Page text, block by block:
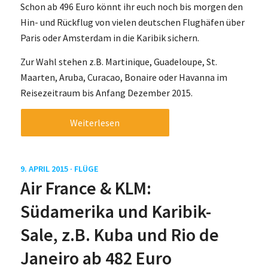
Schon ab 496 Euro könnt ihr euch noch bis morgen den
Hin- und Rückflug von vielen deutschen Flughäfen über
Paris oder Amsterdam in die Karibik sichern.
Zur Wahl stehen z.B. Martinique, Guadeloupe, St.
Maarten, Aruba, Curacao, Bonaire oder Havanna im
Reisezeitraum bis Anfang Dezember 2015.
Weiterlesen
9. APRIL 2015 · FLÜGE
Air France & KLM:
Südamerika und Karibik-
Sale, z.B. Kuba und Rio de
Janeiro ab 482 Euro